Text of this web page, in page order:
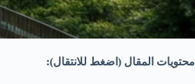
محتويات المقال (اضغط للانتقال):